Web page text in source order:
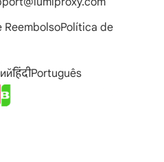
ReembolsoPolítica de
हिंदीPortuguês